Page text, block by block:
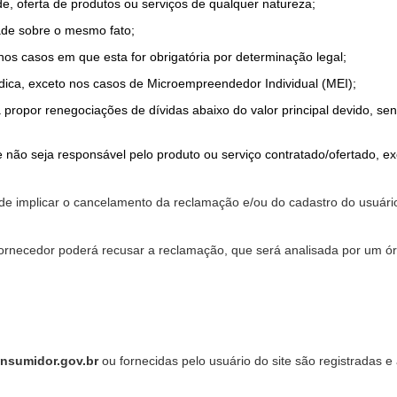
oferta de produtos ou serviços de qualquer natureza;
sobre o mesmo fato;
casos em que esta for obrigatória por determinação legal;
exceto nos casos de Microempreendedor Individual (MEI);
renegociações de dívidas abaixo do valor principal devido,
seja responsável pelo produto ou serviço contratado/ofertado,
implicar o cancelamento da reclamação e/ou do cadastro do
poderá recusar a reclamação, que será analisada por um
ou fornecidas pelo usuário do site são registradas